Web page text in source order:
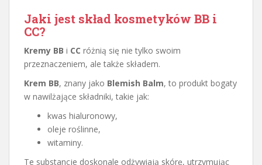
Jaki jest skład kosmetyków BB i
CC?
Kremy BB i CC różnią się nie tylko swoim
przeznaczeniem, ale także składem.
Krem BB, znany jako Blemish Balm, to produkt bogaty
w nawilżające składniki, takie jak:
kwas hialuronowy,
oleje roślinne,
witaminy.
Te substancje doskonale odżywiają skórę, utrzymując